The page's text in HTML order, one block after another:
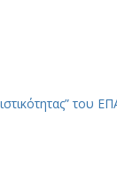
του